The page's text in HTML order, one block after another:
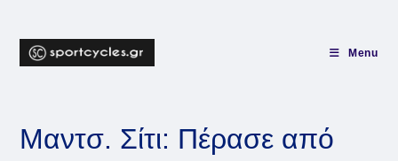
content
Menu
Μαντσ. Σίτι: Πέρασε από